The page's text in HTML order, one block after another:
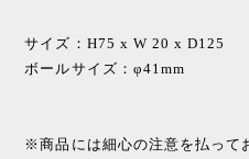
サイズ：H75 x W 20 x D125
ボールサイズ：φ41mm
※商品には細心の注意を払って